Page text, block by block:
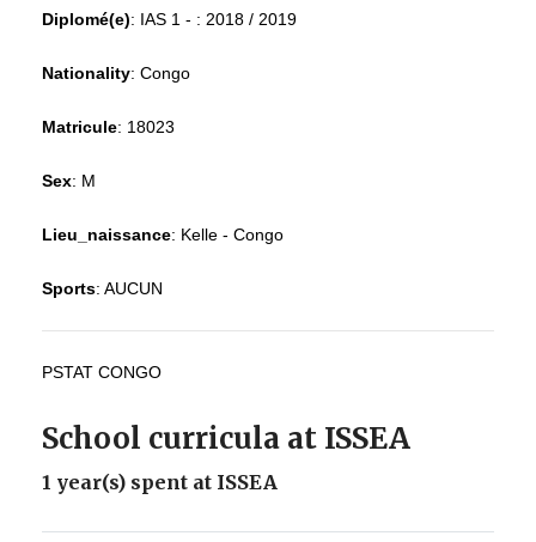
Diplomé(e): IAS 1 - : 2018 / 2019
Nationality: Congo
Matricule: 18023
Sex: M
Lieu_naissance: Kelle - Congo
Sports: AUCUN
PSTAT CONGO
School curricula at ISSEA
1 year(s) spent at ISSEA